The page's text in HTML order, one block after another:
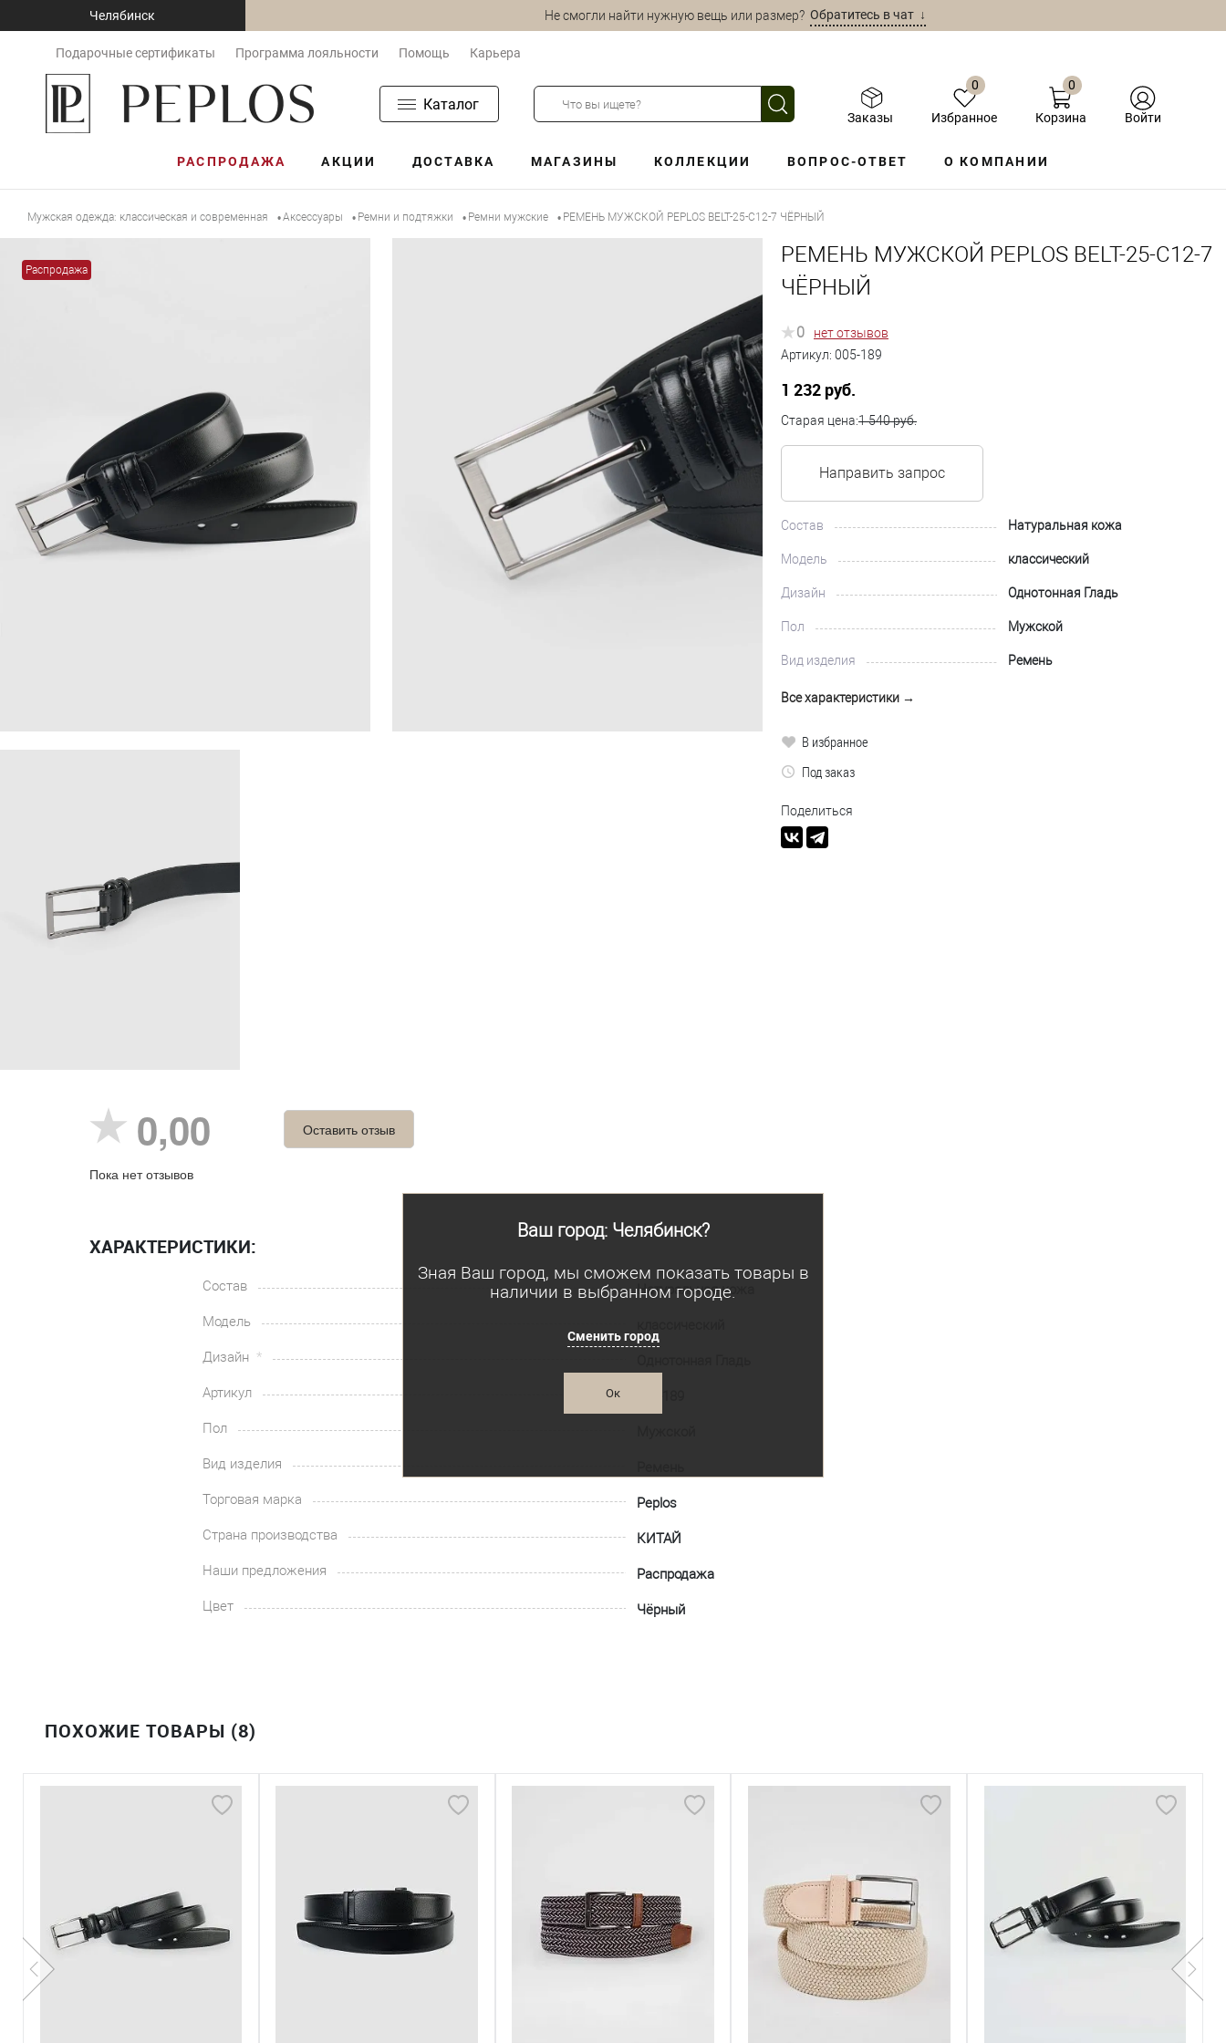
Челябинск
Ваш город: Челябинск?
Зная Ваш город, мы сможем показать товары в
наличии в выбранном городе.
Сменить город
Ок
Не смогли найти нужную вещь или размер?Обратитесь в чат ↓
Подарочные сертификаты Программа лояльности Помощь Карьера
Каталог
Заказы
0
Избранное
0
Корзина Войти
РАСПРОДАЖА АКЦИИ ДОСТАВКА МАГАЗИНЫ КОЛЛЕКЦИИ ВОПРОС-ОТВЕТ О КОМПАНИИ
Мужская одежда: классическая и современная •Аксессуары • Ремни и подтяжки • Ремни мужские • РЕМЕНЬ МУЖСКОЙ PEPLOS BELT-25-C12-7 ЧЁРНЫЙ
Распродажа
РЕМЕНЬ МУЖСКОЙ PEPLOS BELT-25-C12-7
ЧЁРНЫЙ
0
нет отзывов
Артикул: 005-189
1 232 руб.
Старая цена:1 540 руб.
Направить запрос
Состав Натуральная кожа
Модель классический
Дизайн Однотонная Гладь
Пол Мужской
Вид изделия Ремень
Все характеристики →
В избранное
Под заказ
Поделиться
0,00
Пока нет отзывов
Оставить отзыв
ХАРАКТЕРИСТИКИ:
Состав
Натуральная кожа
Модель
Дизайн
Артикул
Пол
Вид изделия
Торговая марка
Peplos
Страна производства
КИТАЙ
Наши предложения
Распродажа
Цвет
Чёрный
ПОХОЖИЕ ТОВАРЫ (8)